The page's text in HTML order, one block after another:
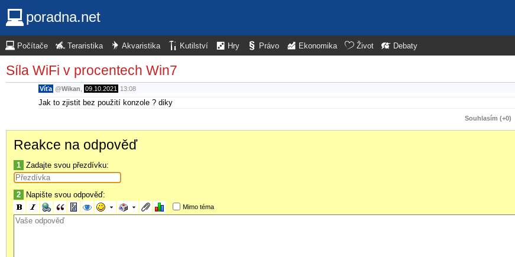
poradna.net
Počítače Teraristika Akvaristika Kutilství Hry Právo Ekonomika Život Debaty
Síla WiFi v procentech Win7
Víťa @Wikan 09.10.2021 13:08
Jak to zjistit bez použití konzole ? diky
Souhlasím (+0)
Reakce na odpověď
1 Zadajte svou přezdívku:
2 Napište svou odpověď:
Mimo téma